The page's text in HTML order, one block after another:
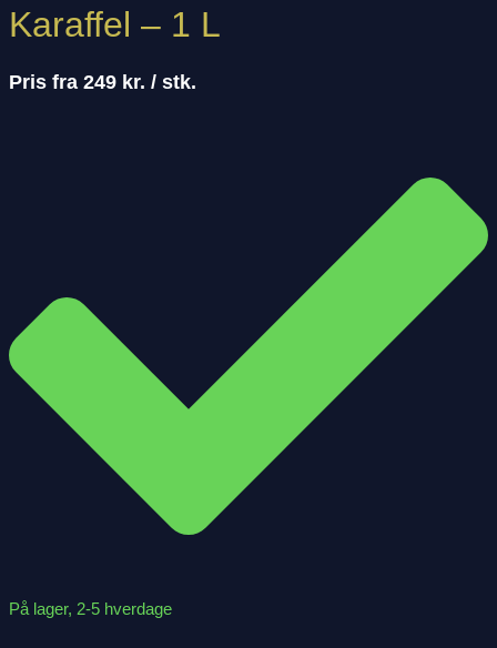
Karaffel – 1 L
Pris fra 249 kr. / stk.
På lager, 2-5 hverdage